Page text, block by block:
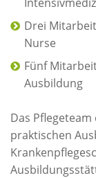
Drei
Nurse
Fünf
Ausbildung
Das
praktischen